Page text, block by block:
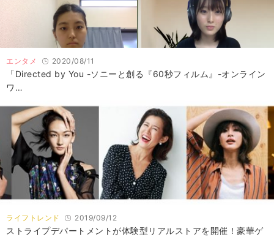
エンタメ 2020/08/11
「Directed by You -ソニーと創る『60秒フィルム』-オンライン
ワ…
ライフトレンド 2019/09/12
ストライプデパートメントが体験型リアルストアを開催！豪華ゲ